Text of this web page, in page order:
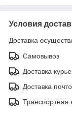
Условия
Доставка
Самовывоз
Доставка
Доставка
Транспортная